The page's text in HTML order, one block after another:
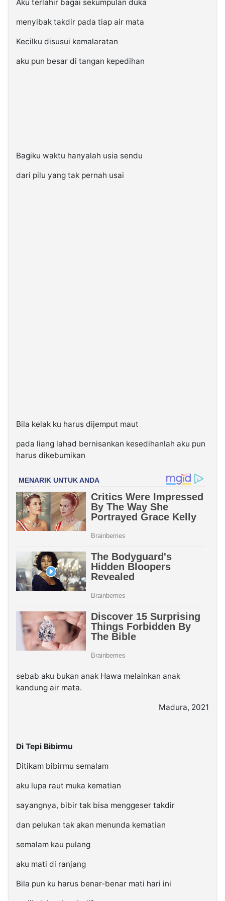
Aku terlahir bagai sekumpulan duka
menyibak takdir pada tiap air mata
Kecilku disusui kemalaratan
aku pun besar di tangan kepedihan
Bagiku waktu hanyalah usia sendu
dari pilu yang tak pernah usai
Bila kelak ku harus dijemput maut
pada liang lahad bernisankan kesedihanlah aku pun
harus dikebumikan
sebab aku bukan anak Hawa melainkan anak
kandung air mata.
Madura, 2021
Di Tepi Bibirmu
Ditikam bibirmu semalam
aku lupa raut muka kematian
sayangnya, bibir tak bisa menggeser takdir
dan pelukan tak akan menunda kematian
semalam kau pulang
aku mati di ranjang
Bila pun ku harus benar-benar mati hari ini